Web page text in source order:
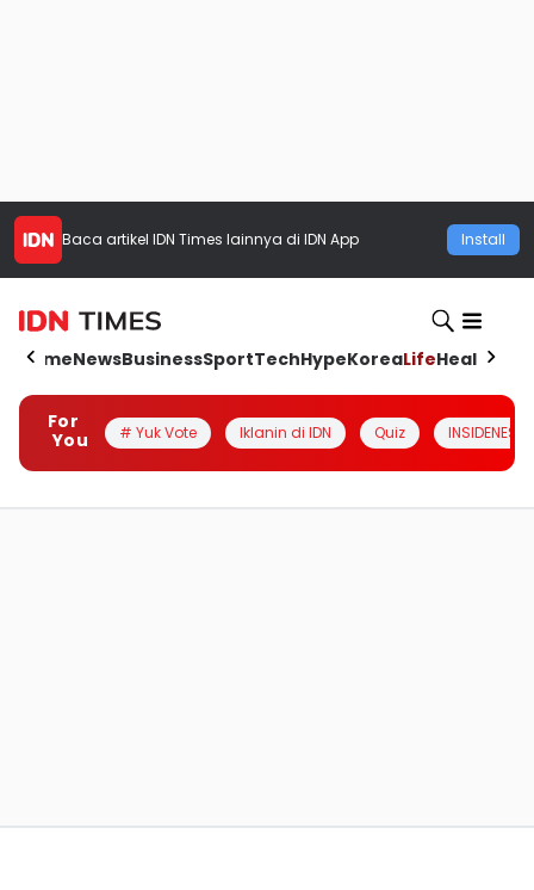
Baca artikel IDN Times lainnya di IDN App Install
HomeNewsBusinessSportTechHypeKoreaLifeHealth
For
You
# Yuk Vote Iklanin di IDN Quiz INSIDENESIA